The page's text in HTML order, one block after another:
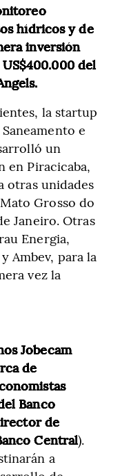
hídricos y de
inversión
del
la startup
e
un
Piracicaba,
otras unidades
Grosso do
Janeiro. Otras
Energia,
Ambev, para la
vez la
Jobecam
de
Banco
de
Central).
a